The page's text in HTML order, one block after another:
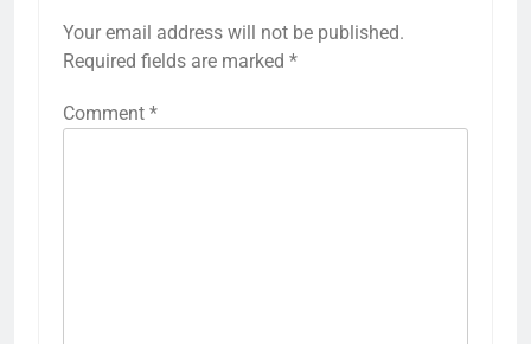
Your email address will not be published.
Required fields are marked *
Comment *